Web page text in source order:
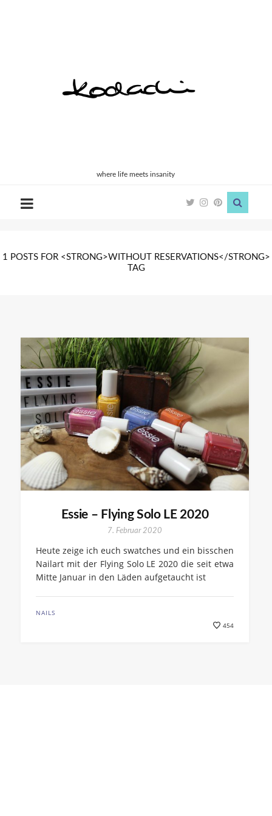
where life meets insanity
1 POSTS FOR <STRONG>WITHOUT RESERVATIONS</STRONG>
TAG
Essie – Flying Solo LE 2020
7. Februar 2020
Heute zeige ich euch swatches und ein bisschen
Nailart mit der Flying Solo LE 2020 die seit etwa
Mitte Januar in den Läden aufgetaucht ist
NAILS
454